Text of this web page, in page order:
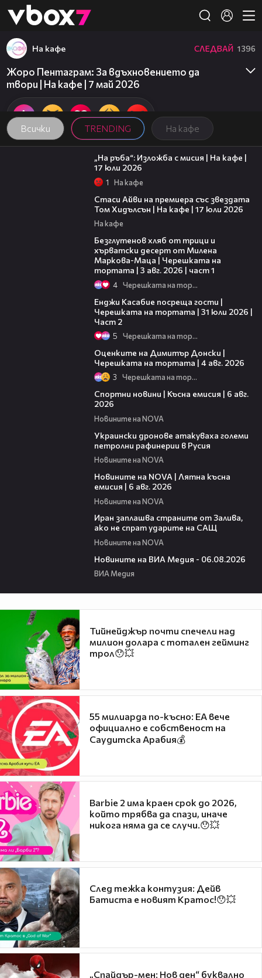
👾
Всички TRENDING На кафе
На кафе СЛЕДВАЙ 1396
Жоро Пентаграм: За вдъхновението да
твори | На кафе | 7 май 2026
09:09
„На ръба“: Изложба с мисия | На кафе |
17 юли 2026
1 На кафе
Стаси Айви на премиера със звездата
Том Хидълсън | На кафе | 17 юли 2026
На кафе
Безглутенов хляб от трици и
хърватски десерт от Милена
Маркова-Маца | Черешката на
тортата | 3 авг. 2026 | част 1
4 Черешката на тортата
Енджи Касабие посреща гости |
Черешката на тортата | 31 юли 2026 |
Част 2
5 Черешката на тортата
Оценките на Димитър Донски |
Черешката на тортата | 4 авг. 2026
3 Черешката на тортата
Спортни новини | Късна емисия | 6 авг.
2026
Новините на NOVA
Украински дронове атакуваха големи
петролни рафинерии в Русия
Новините на NOVA
Новините на NOVA | Лятна късна
емисия | 6 авг. 2026
Новините на NOVA
Иран заплашва страните от Залива,
ако не спрат ударите на САЩ
Новините на NOVA
Новините на ВИА Медия - 06.08.2026
ВИА Медия
Тийнейджър почти спечели над
милион долара с тотален гейминг
трол😯💥
55 милиарда по-късно: EA вече
официално е собственост на
Саудитска Арабия💰
Barbie 2 има краен срок до 2026,
който трябва да спази, иначе
никога няма да се случи.😯💥
След тежка контузия: Дейв
Батиста е новият Кратос!😯💥
„Спайдър-мен: Нов ден“ буквално